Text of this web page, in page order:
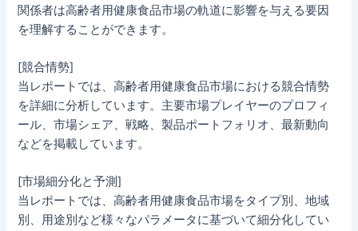
関係者は高齢者用健康食品市場の軌道に影響を与える要因
を理解することができます。
[競合情勢]
当レポートでは、高齢者用健康食品市場における競合情勢
を詳細に分析しています。主要市場プレイヤーのプロフィ
ール、市場シェア、戦略、製品ポートフォリオ、最新動向
などを掲載しています。
[市場細分化と予測]
当レポートでは、高齢者用健康食品市場をタイプ別、地域
別、用途別など様々なパラメータに基づいて細分化してい